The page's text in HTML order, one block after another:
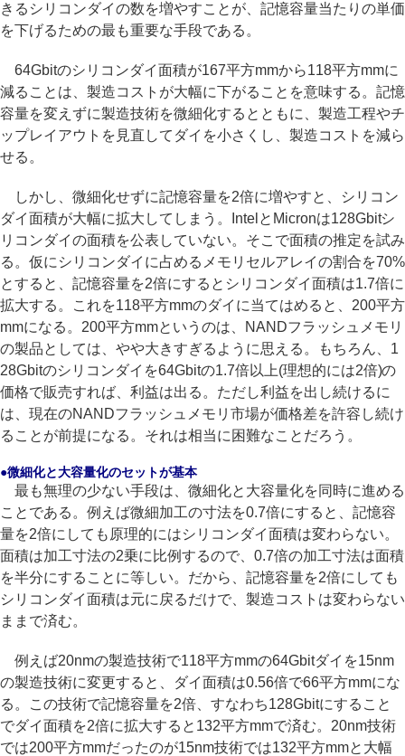
きるシリコンダイの数を増やすことが、記憶容量当たりの単価
を下げるための最も重要な手段である。
64Gbitのシリコンダイ面積が167平方mmから118平方mmに
減ることは、製造コストが大幅に下がることを意味する。記憶
容量を変えずに製造技術を微細化するとともに、製造工程やチ
ップレイアウトを見直してダイを小さくし、製造コストを減ら
せる。
しかし、微細化せずに記憶容量を2倍に増やすと、シリコン
ダイ面積が大幅に拡大してしまう。IntelとMicronは128Gbitシ
リコンダイの面積を公表していない。そこで面積の推定を試み
る。仮にシリコンダイに占めるメモリセルアレイの割合を70%
とすると、記憶容量を2倍にするとシリコンダイ面積は1.7倍に
拡大する。これを118平方mmのダイに当てはめると、200平方
mmになる。200平方mmというのは、NANDフラッシュメモリ
の製品としては、やや大きすぎるように思える。もちろん、1
28Gbitのシリコンダイを64Gbitの1.7倍以上(理想的には2倍)の
価格で販売すれば、利益は出る。ただし利益を出し続けるに
は、現在のNANDフラッシュメモリ市場が価格差を許容し続け
ることが前提になる。それは相当に困難なことだろう。
●微細化と大容量化のセットが基本
最も無理の少ない手段は、微細化と大容量化を同時に進める
ことである。例えば微細加工の寸法を0.7倍にすると、記憶容
量を2倍にしても原理的にはシリコンダイ面積は変わらない。
面積は加工寸法の2乗に比例するので、0.7倍の加工寸法は面積
を半分にすることに等しい。だから、記憶容量を2倍にしても
シリコンダイ面積は元に戻るだけで、製造コストは変わらない
ままで済む。
例えば20nmの製造技術で118平方mmの64Gbitダイを15nm
の製造技術に変更すると、ダイ面積は0.56倍で66平方mmにな
る。この技術で記憶容量を2倍、すなわち128Gbitにすること
でダイ面積を2倍に拡大すると132平方mmで済む。20nm技術
では200平方mmだったのが15nm技術では132平方mmと大幅